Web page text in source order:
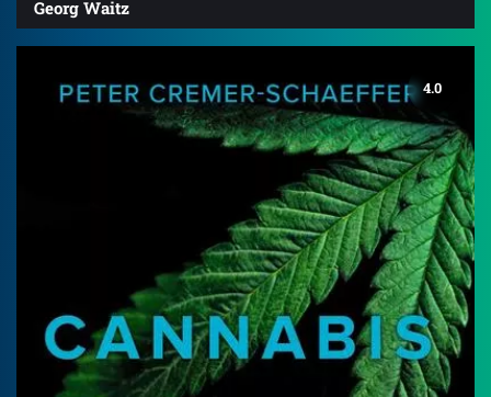
Georg Waitz
4.0